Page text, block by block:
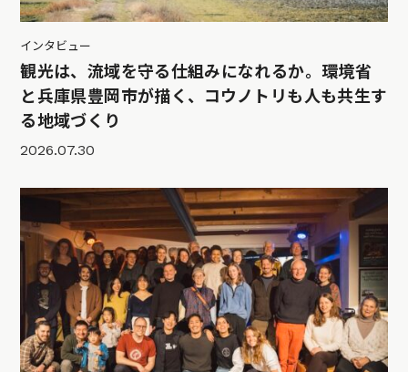
インタビュー
観光は、流域を守る仕組みになれるか。環境省
と兵庫県豊岡市が描く、コウノトリも人も共生す
る地域づくり
2026.07.30